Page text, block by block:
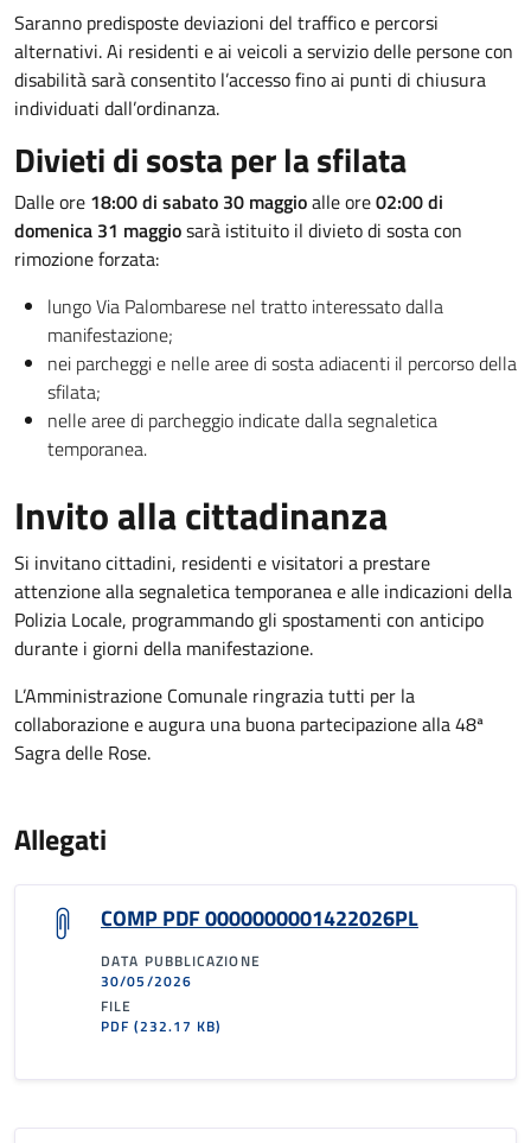
Saranno predisposte deviazioni del traffico e percorsi
alternativi. Ai residenti e ai veicoli a servizio delle persone con
disabilità sarà consentito l’accesso fino ai punti di chiusura
individuati dall’ordinanza.
Divieti di sosta per la sfilata
Dalle ore 18:00 di sabato 30 maggioalle ore02:00 di
domenica 31 maggiosarà istituito il divieto di sosta con
rimozione forzata:
lungo Via Palombarese nel tratto interessato dalla
manifestazione;
nei parcheggi e nelle aree di sosta adiacenti il percorso della
sfilata;
nelle aree di parcheggio indicate dalla segnaletica
temporanea.
Invito alla cittadinanza
Si invitano cittadini, residenti e visitatori a prestare
attenzione alla segnaletica temporanea e alle indicazioni della
Polizia Locale, programmando gli spostamenti con anticipo
durante i giorni della manifestazione.
L’Amministrazione Comunale ringrazia tutti per la
collaborazione e augura una buona partecipazione alla 48ª
Sagra delle Rose.
Allegati
COMP PDF 0000000001422026PL
DATA PUBBLICAZIONE
30/05/2026
FILE
PDF(232.17 KB)